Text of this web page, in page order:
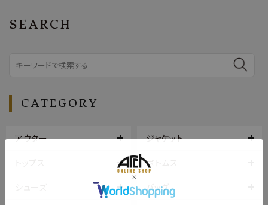
SEARCH
CATEGORY
アウター ジャケット
ボトムス
バッグ